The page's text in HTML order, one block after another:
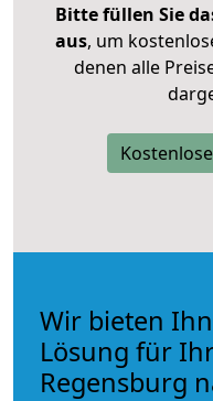
Bitte füllen Sie
aus, um
denen alle
Wir bieten
Lösung für
Regensburg